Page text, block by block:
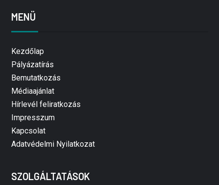
MENÜ
Kezdőlap
Pályázatírás
Bemutatkozás
Médiaajánlat
Hírlevél feliratkozás
Impresszum
Kapcsolat
Adatvédelmi Nyilatkozat
SZOLGÁLTATÁSOK